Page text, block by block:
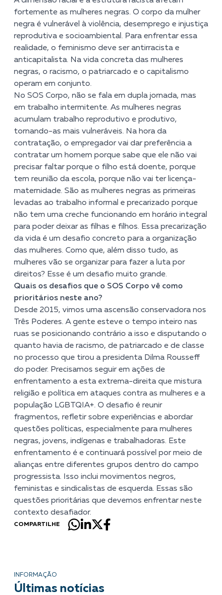
fortemente as mulheres negras. O corpo da mulher
negra é vulnerável à violência, desemprego e injustiça
reprodutiva e socioambiental. Para enfrentar essa
realidade, o feminismo deve ser antirracista e
anticapitalista. Na vida concreta das mulheres
negras, o racismo, o patriarcado e o capitalismo
operam em conjunto.
No SOS Corpo, não se fala em dupla jornada, mas
em trabalho intermitente. As mulheres negras
acumulam trabalho reprodutivo e produtivo,
tornando-as mais vulneráveis. Na hora da
contratação, o empregador vai dar preferência a
contratar um homem porque sabe que ele não vai
precisar faltar porque o filho está doente, porque
tem reunião da escola, porque não vai ter licença-
maternidade. São as mulheres negras as primeiras
levadas ao trabalho informal e precarizado porque
não tem uma creche funcionando em horário integral
para poder deixar as filhas e filhos. Essa precarização
da vida é um desafio concreto para a organização
das mulheres. Como que, além disso tudo, as
mulheres vão se organizar para fazer a luta por
direitos? Esse é um desafio muito grande.
Quais os desafios que o SOS Corpo vê como
prioritários neste ano?
Desde 2015, vimos uma ascensão conservadora nos
Três Poderes. A gente esteve o tempo inteiro nas
ruas se posicionando contrário a isso e disputando o
quanto havia de racismo, de patriarcado e de classe
no processo que tirou a presidenta Dilma Rousseff
do poder. Precisamos seguir em ações de
enfrentamento a esta extrema-direita que mistura
religião e política em ataques contra as mulheres e a
população LGBTQIA+. O desafio é reunir
fragmentos, refletir sobre experiências e abordar
questões políticas, especialmente para mulheres
negras, jovens, indígenas e trabalhadoras. Este
enfrentamento é e continuará possível por meio de
alianças entre diferentes grupos dentro do campo
progressista. Isso inclui movimentos negros,
feministas e sindicalistas de esquerda. Essas são
questões prioritárias que devemos enfrentar neste
contexto desafiador.
COMPARTILHE
INFORMAÇÃO
Últimas notícias